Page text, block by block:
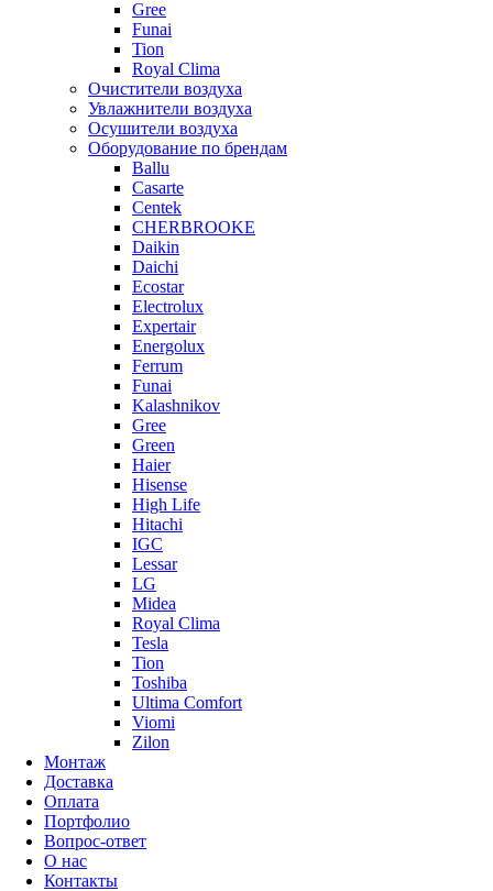
Gree
Funai
Tion
Royal Clima
Очистители воздуха
Увлажнители воздуха
Осушители воздуха
Оборудование по брендам
Ballu
Casarte
Centek
CHERBROOKE
Daikin
Daichi
Ecostar
Electrolux
Expertair
Energolux
Ferrum
Funai
Kalashnikov
Gree
Grеen
Haier
Hisense
High Life
Hitachi
IGC
Lessar
LG
Midea
Royal Clima
Tesla
Tion
Toshiba
Ultima Comfort
Viomi
Zilon
Монтаж
Доставка
Оплата
Портфолио
Вопрос-ответ
О нас
Контакты